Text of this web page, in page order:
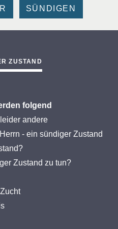
SÜNDIGEN
ZUSTAND
folgend
andere
- ein sündiger Zustand
Zustand zu tun?